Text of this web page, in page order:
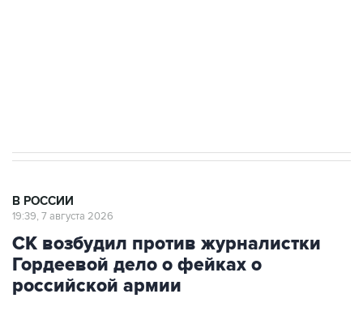
В РОССИИ
19:39, 7 августа 2026
СК возбудил против журналистки
Гордеевой дело о фейках о
российской армии